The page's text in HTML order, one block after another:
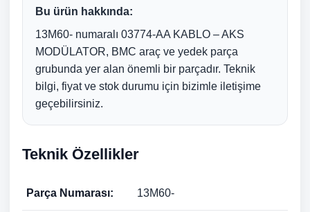
Bu ürün hakkında:
13M60- numaralı 03774-AA KABLO – AKS
MODÜLATOR, BMC araç ve yedek parça
grubunda yer alan önemli bir parçadır. Teknik
bilgi, fiyat ve stok durumu için bizimle iletişime
geçebilirsiniz.
Teknik Özellikler
Parça Numarası: 13M60-